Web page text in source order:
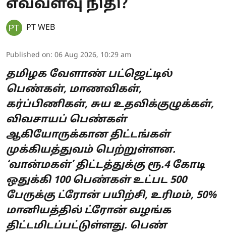
எவ்வளவு நிதி?
PT WEB
Published on: 06 Aug 2026, 10:29 am
தமிழக வேளாண் பட்ஜெட்டில்
பெண்கள், மாணவிகள்,
கர்ப்பிணிகள், சுய உதவிக்குழுக்கள்,
விவசாயப் பெண்கள்
ஆகியோருக்கான திட்டங்கள்
முக்கியத்துவம் பெற்றுள்ளன.
‘வான்மகள்’ திட்டத்துக்கு ரூ.4 கோடி
ஒதுக்கி 100 பெண்கள் உட்பட 500
பேருக்கு ட்ரோன் பயிற்சி, உரிமம், 50%
மானியத்தில் ட்ரோன் வழங்க
திட்டமிடப்பட்டுள்ளது. பெண்